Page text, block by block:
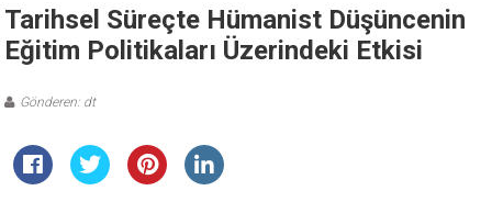
Tarihsel Süreçte Hümanist Düşüncenin
Eğitim Politikaları Üzerindeki Etkisi
Gönderen: dt